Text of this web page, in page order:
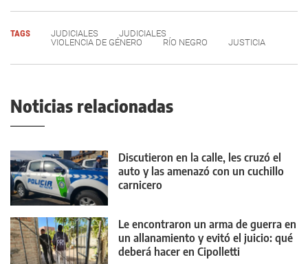
TAGS JUDICIALES
JUDICIALES
VIOLENCIA DE GÉNERO
RÍO NEGRO JUSTICIA
Noticias relacionadas
Discutieron en la calle, les cruzó el
auto y las amenazó con un cuchillo
carnicero
Le encontraron un arma de guerra en
un allanamiento y evitó el juicio: qué
deberá hacer en Cipolletti